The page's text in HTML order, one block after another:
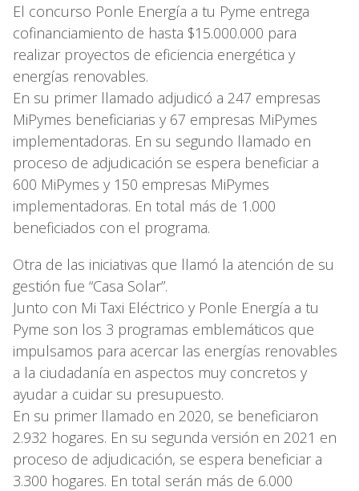
El concurso Ponle Energía a tu Pyme entrega
cofinanciamiento de hasta $15.000.000 para
realizar proyectos de eficiencia energética y
energías renovables.
En su primer llamado adjudicó a 247 empresas
MiPymes beneficiarias y 67 empresas MiPymes
implementadoras. En su segundo llamado en
proceso de adjudicación se espera beneficiar a
600 MiPymes y 150 empresas MiPymes
implementadoras. En total más de 1.000
beneficiados con el programa.
Otra de las iniciativas que llamó la atención de su
gestión fue “Casa Solar”.
Junto con Mi Taxi Eléctrico y Ponle Energía a tu
Pyme son los 3 programas emblemáticos que
impulsamos para acercar las energías renovables
a la ciudadanía en aspectos muy concretos y
ayudar a cuidar su presupuesto.
En su primer llamado en 2020, se beneficiaron
2.932 hogares. En su segunda versión en 2021 en
proceso de adjudicación, se espera beneficiar a
3.300 hogares. En total serán más de 6.000